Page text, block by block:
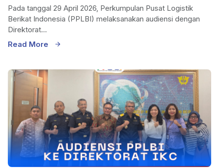
Pada tanggal 29 April 2026, Perkumpulan Pusat Logistik
Berikat Indonesia (PPLBI) melaksanakan audiensi dengan
Direktorat...
Read More